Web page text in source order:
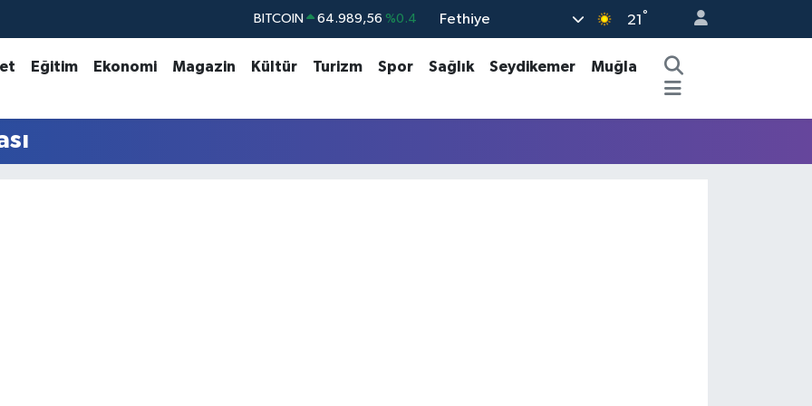
BITCOIN 64.989,56 %0.4
STERLİN 64,4329 %-0.02
Fethiye 21 °
Eğitim Ekonomi Magazin Kültür Turizm Spor Sağlık Seydikemer
Muğla